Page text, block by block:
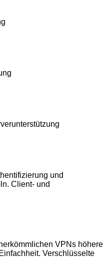
und
Client- und
VPNs höhere
Verschlüsselte